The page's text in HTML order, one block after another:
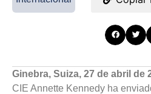
Ginebra, Suiza, 27 de abril de
CIE Annette Kennedy ha